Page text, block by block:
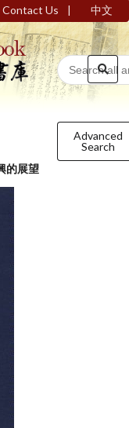
Contact Us | 中文
Advanced
Search
的展望